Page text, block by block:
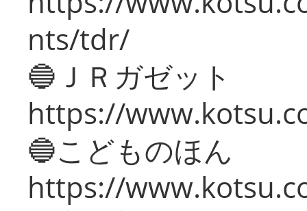
nts/tdr/
🔵ＪＲガゼット
https://
🔵こどものほん
https://